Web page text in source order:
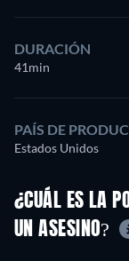
DURACIÓN
41min
PAÍS DE
Estados Unidos
¿CUÁL ES LA
UN ASESINO?